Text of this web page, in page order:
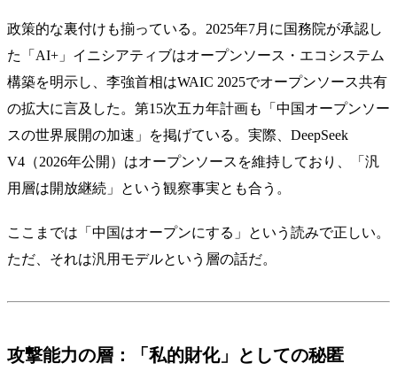
政策的な裏付けも揃っている。2025年7月に国務院が承認し
た「AI+」イニシアティブはオープンソース・エコシステム
構築を明示し、李強首相はWAIC 2025でオープンソース共有
の拡大に言及した。第15次五カ年計画も「中国オープンソー
スの世界展開の加速」を掲げている。実際、DeepSeek
V4（2026年公開）はオープンソースを維持しており、「汎
用層は開放継続」という観察事実とも合う。
ここまでは「中国はオープンにする」という読みで正しい。
ただ、それは汎用モデルという層の話だ。
攻撃能力の層：「私的財化」としての秘匿